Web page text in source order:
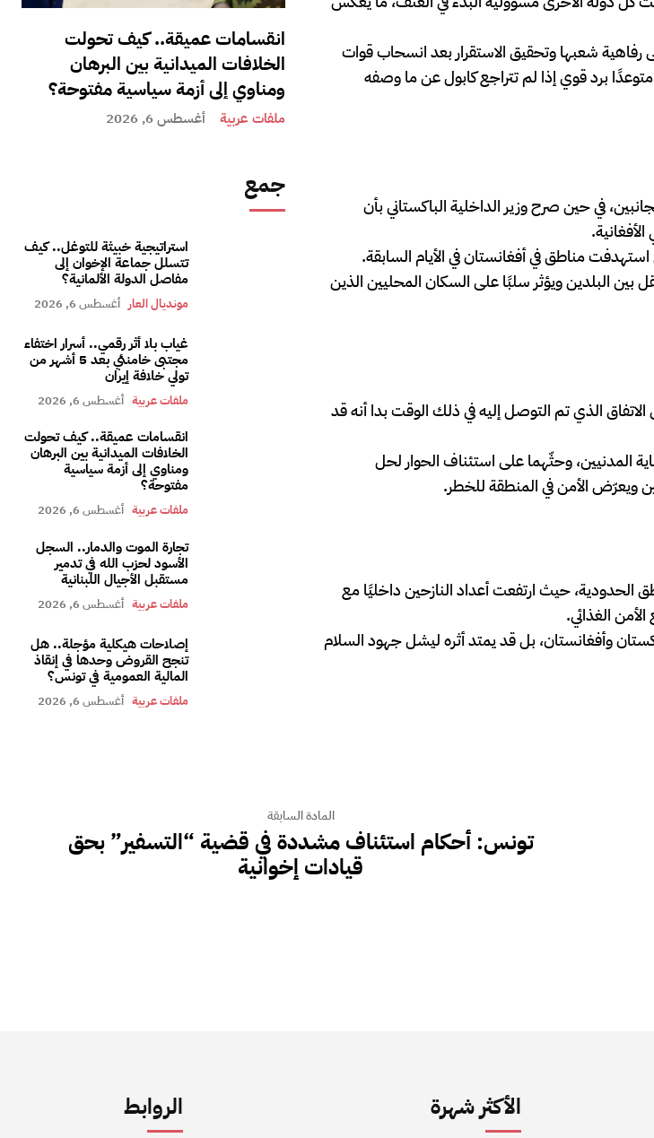
انقسامات عميقة.. كيف تحولت
الخلافات الميدانية بين البرهان
ومناوي إلى أزمة سياسية مفتوحة؟
ملفات عربية أغسطس 6, 2026
جمع
استراتيجية خبيثة للتوغل.. كيف
تتسلل جماعة الإخوان إلى
مفاصل الدولة الألمانية؟
مونديال العار أغسطس 6, 2026
غياب بلا أثر رقمي.. أسرار اختفاء
مجتبى خامنئي بعد 5 أشهر من
تولي خلافة إيران
ملفات عربية أغسطس 6, 2026
انقسامات عميقة.. كيف تحولت
الخلافات الميدانية بين البرهان
ومناوي إلى أزمة سياسية
مفتوحة؟
ملفات عربية أغسطس 6, 2026
تجارة الموت والدمار.. السجل
الأسود لحزب الله في تدمير
مستقبل الأجيال اللبنانية
ملفات عربية أغسطس 6, 2026
إصلاحات هيكلية مؤجلة.. هل
تنجح القروض وحدها في إنقاذ
المالية العمومية في تونس؟
ملفات عربية أغسطس 6, 2026
رفاهية شعبها وتحقيق الاستقرار بعد انسحاب قوات
برد قوي إذا لم تتراجع كابول عن ما وصفه
في حين صرح وزير الداخلية الباكستاني بأن
مناطق في أفغانستان في الأيام السابقة.
بين البلدين ويؤثر سلبًا على السكان المحليين الذين
الذي تم التوصل إليه في ذلك الوقت بدا أنه قد
المدنيين، وحثّهما على استئناف الحوار لحل
ويعرّض الأمن في المنطقة للخطر.
الحدودية، حيث ارتفعت أعداد النازحين داخليًا مع
الغذائي.
وأفغانستان، بل قد يمتد أثره ليشل جهود السلام
المادة السابقة
تونس: أحكام استئناف مشددة في قضية “التسفير” بحق
قيادات إخوانية
الروابط الأكثر شهرة